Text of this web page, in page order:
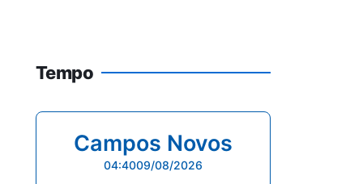
Tempo
Campos Novos
04:4009/08/2026